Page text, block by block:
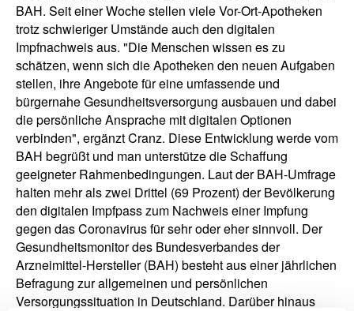
BAH. Seit einer Woche stellen viele Vor-Ort-Apotheken
trotz schwieriger Umstände auch den digitalen
Impfnachweis aus. "Die Menschen wissen es zu
schätzen, wenn sich die Apotheken den neuen Aufgaben
stellen, ihre Angebote für eine umfassende und
bürgernahe Gesundheitsversorgung ausbauen und dabei
die persönliche Ansprache mit digitalen Optionen
verbinden", ergänzt Cranz. Diese Entwicklung werde vom
BAH begrüßt und man unterstütze die Schaffung
geeigneter Rahmenbedingungen. Laut der BAH-Umfrage
halten mehr als zwei Drittel (69 Prozent) der Bevölkerung
den digitalen Impfpass zum Nachweis einer Impfung
gegen das Coronavirus für sehr oder eher sinnvoll. Der
Gesundheitsmonitor des Bundesverbandes der
Arzneimittel-Hersteller (BAH) besteht aus einer jährlichen
Befragung zur allgemeinen und persönlichen
Versorgungssituation in Deutschland. Darüber hinaus